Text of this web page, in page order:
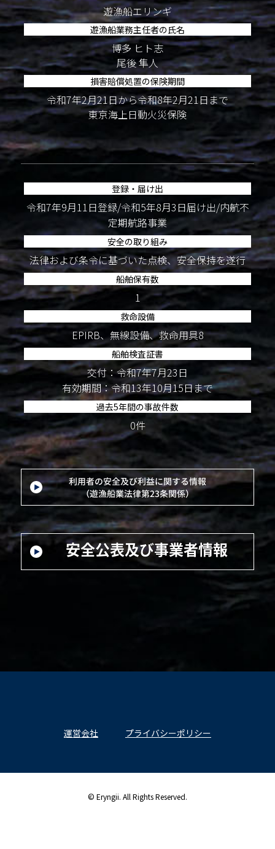
遊漁船エリンギ
遊漁船業務主任者の氏名
博多 ヒト志
尾後 隼人
損害賠償処置の保険期間
令和7年2月21日から令和8年2月21日まで
東京海上日動火災保険
登録・届け出
令和7年9月11日登録/令和5年8月3日届け出/内航不
定期航路事業
安全の取り組み
法律および条令に基づいた点検、安全保持を遂行
船舶保有数
1
救命設備
EPIRB、無線設備、救命用具8
船舶検査証書
交付：令和7年7月23日
有効期間：令和13年10月15日まで
過去5年間の事故件数
0件
運営会社 プライバシーポリシー
© Eryngii. All Rights Reserved.